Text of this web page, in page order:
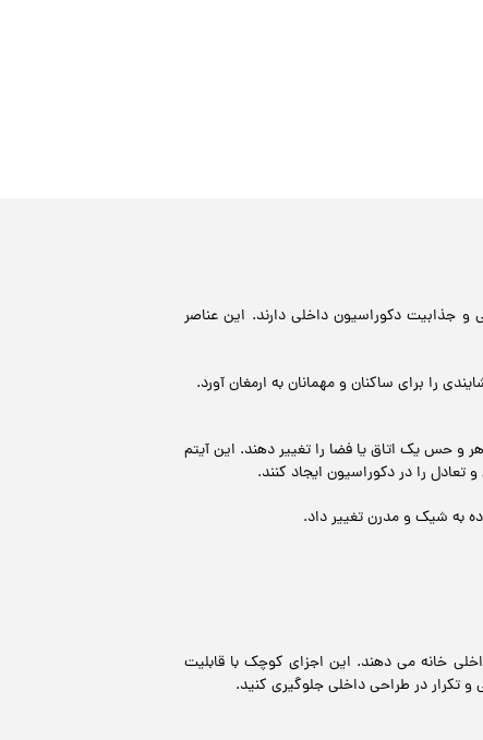
جذابیت دکوراسیون داخلی دارند. این عناصر
را برای ساکنان و مهمانان به ارمغان آورد.
و حس یک اتاق یا فضا را تغییر دهند. این آیتم‌
را در دکوراسیون ایجاد کنند.
به شیک و مدرن تغییر داد.
خانه می دهند. این اجزای کوچک با قابلیت
و تکرار در طراحی داخلی جلوگیری کنید.